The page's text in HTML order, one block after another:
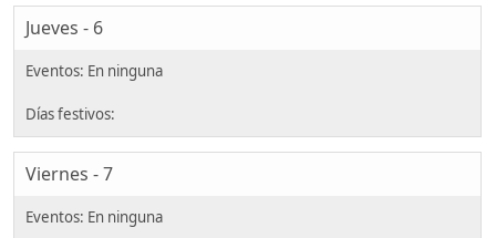
Jueves - 6
Viernes - 7